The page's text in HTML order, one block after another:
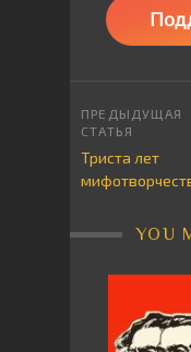
Триста лет
YOU